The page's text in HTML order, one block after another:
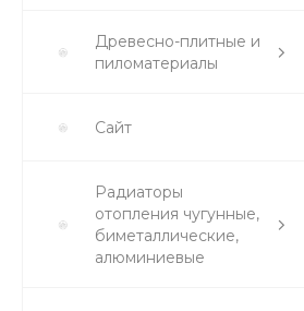
Древесно-плитные и
пиломатериалы
Сайт
Радиаторы
отопления чугунные,
биметаллические,
алюминиевые